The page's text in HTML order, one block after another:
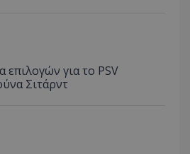
για το PSV
Σιτάρντ